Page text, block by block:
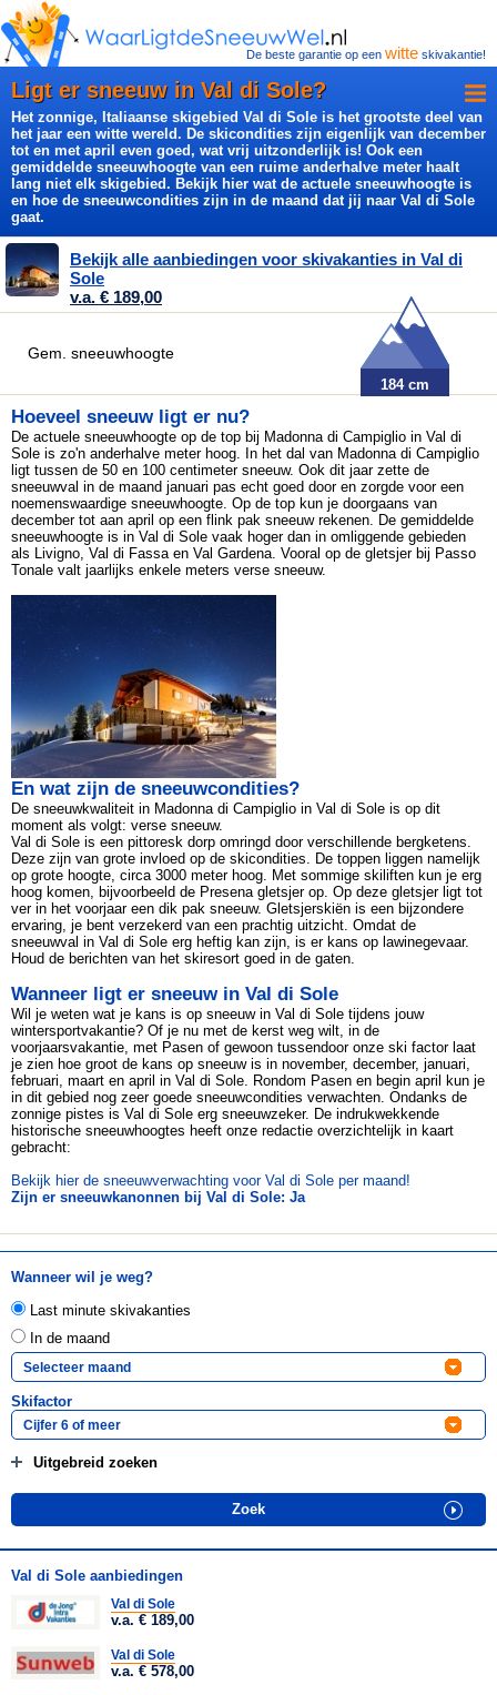
De beste garantie op een witte skivakantie!
Ligt er sneeuw in Val di Sole?
Het zonnige, Italiaanse skigebied Val di Sole is het grootste deel van
het jaar een witte wereld. De skicondities zijn eigenlijk van december
tot en met april even goed, wat vrij uitzonderlijk is! Ook een
gemiddelde sneeuwhoogte van een ruime anderhalve meter haalt
lang niet elk skigebied. Bekijk hier wat de actuele sneeuwhoogte is
en hoe de sneeuwcondities zijn in de maand dat jij naar Val di Sole
gaat.
Bekijk alle aanbiedingen voor skivakanties in Val di
Sole
v.a. € 189,00
184 cm
Gem. sneeuwhoogte
Hoeveel sneeuw ligt er nu?
De actuele sneeuwhoogte op de top bij Madonna di Campiglio in Val di
Sole is zo'n anderhalve meter hoog. In het dal van Madonna di Campiglio
ligt tussen de 50 en 100 centimeter sneeuw. Ook dit jaar zette de
sneeuwval in de maand januari pas echt goed door en zorgde voor een
noemenswaardige sneeuwhoogte. Op de top kun je doorgaans van
december tot aan april op een flink pak sneeuw rekenen. De gemiddelde
sneeuwhoogte is in Val di Sole vaak hoger dan in omliggende gebieden
als Livigno, Val di Fassa en Val Gardena. Vooral op de gletsjer bij Passo
Tonale valt jaarlijks enkele meters verse sneeuw.
En wat zijn de sneeuwcondities?
De sneeuwkwaliteit in Madonna di Campiglio in Val di Sole is op dit
moment als volgt: verse sneeuw.
Val di Sole is een pittoresk dorp omringd door verschillende bergketens.
Deze zijn van grote invloed op de skicondities. De toppen liggen namelijk
op grote hoogte, circa 3000 meter hoog. Met sommige skiliften kun je erg
hoog komen, bijvoorbeeld de Presena gletsjer op. Op deze gletsjer ligt tot
ver in het voorjaar een dik pak sneeuw. Gletsjerskiën is een bijzondere
ervaring, je bent verzekerd van een prachtig uitzicht. Omdat de
sneeuwval in Val di Sole erg heftig kan zijn, is er kans op lawinegevaar.
Houd de berichten van het skiresort goed in de gaten.
Wanneer ligt er sneeuw in Val di Sole
Wil je weten wat je kans is op sneeuw in Val di Sole tijdens jouw
wintersportvakantie? Of je nu met de kerst weg wilt, in de
voorjaarsvakantie, met Pasen of gewoon tussendoor onze ski factor laat
je zien hoe groot de kans op sneeuw is in november, december, januari,
februari, maart en april in Val di Sole. Rondom Pasen en begin april kun je
in dit gebied nog zeer goede sneeuwcondities verwachten. Ondanks de
zonnige pistes is Val di Sole erg sneeuwzeker. De indrukwekkende
historische sneeuwhoogtes heeft onze redactie overzichtelijk in kaart
gebracht:
Bekijk hier de sneeuwverwachting voor Val di Sole per maand!
Zijn er sneeuwkanonnen bij Val di Sole: Ja
Wanneer wil je weg?
Last minute skivakanties
In de maand
Skifactor
Uitgebreid zoeken
Val di Sole aanbiedingen
Val di Sole
v.a. € 189,00
Val di Sole
v.a. € 578,00